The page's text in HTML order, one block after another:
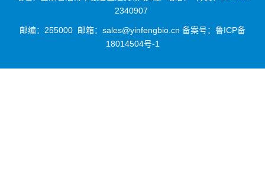
2340907
邮编：255000 邮箱：sales@yinfengbio.cn 备案号： 鲁ICP备
18014504号-1